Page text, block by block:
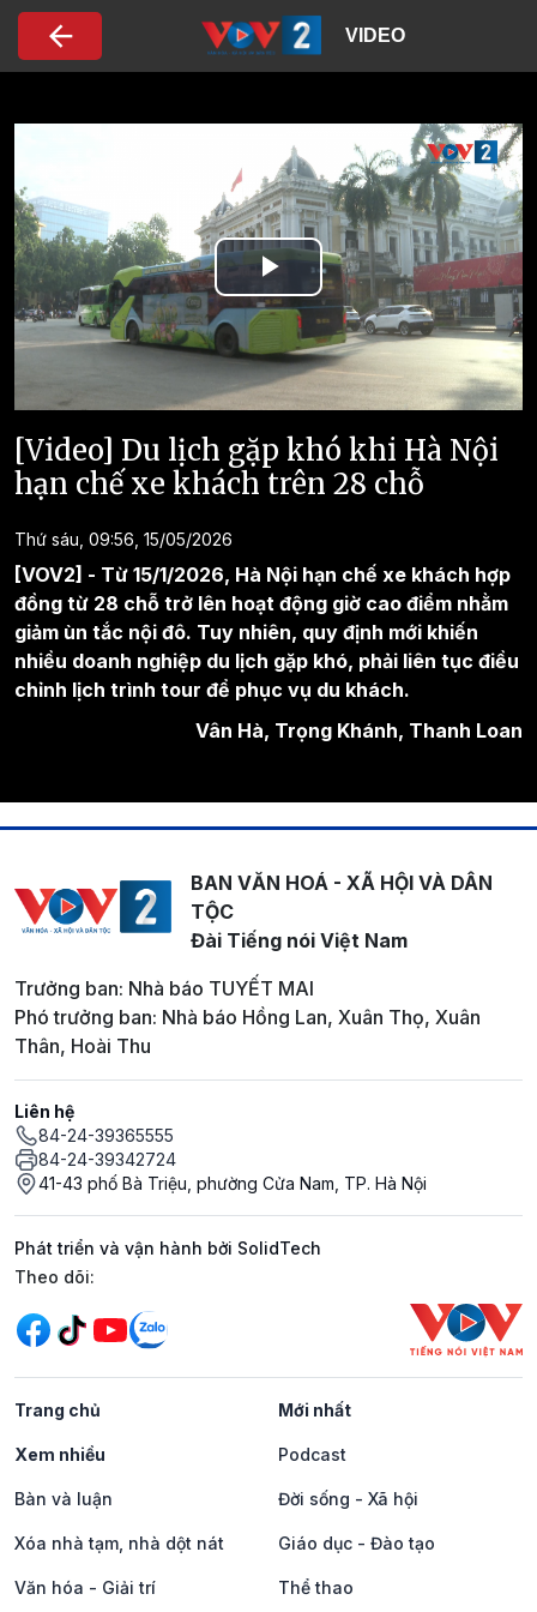
Nhảy đến nội dung
VIDEO
Play
Video
[Video] Du lịch gặp khó khi Hà Nội
hạn chế xe khách trên 28 chỗ
Thứ sáu, 09:56, 15/05/2026
[VOV2] - Từ 15/1/2026, Hà Nội hạn chế xe khách hợp
đồng từ 28 chỗ trở lên hoạt động giờ cao điểm nhằm
giảm ùn tắc nội đô. Tuy nhiên, quy định mới khiến
nhiều doanh nghiệp du lịch gặp khó, phải liên tục điều
chỉnh lịch trình tour để phục vụ du khách.
Vân Hà, Trọng Khánh, Thanh Loan
BAN VĂN HOÁ - XÃ HỘI VÀ DÂN
TỘC
Đài Tiếng nói Việt Nam
Trưởng ban: Nhà báo TUYẾT MAI
Phó trưởng ban: Nhà báo Hồng Lan, Xuân Thọ, Xuân
Thân, Hoài Thu
Liên hệ
84-24-39365555
84-24-39342724
41-43 phố Bà Triệu, phường Cửa Nam, TP. Hà Nội
Phát triển và vận hành bởi SolidTech
Mạng xã hội
Theo dõi:
Trang chủ Mới nhất
Xem nhiều Podcast
Bàn và luận Đời sống - Xã hội
Xóa nhà tạm, nhà dột nát Giáo dục - Đào tạo
Văn hóa - Giải trí Thể thao